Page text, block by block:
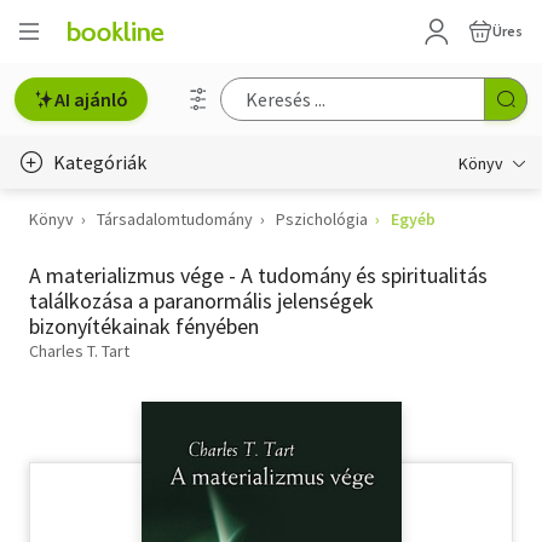
Üres
AI ajánló
Kategóriák Könyv
Életmód, egészség
Erotika
Gyermek- és ifjúsági
Könyv Társadalomtudomány Pszichológia Egyéb
A materializmus vége - A tudomány és spiritualitás
találkozása a paranormális jelenségek
bizonyítékainak fényében
Charles T. Tart